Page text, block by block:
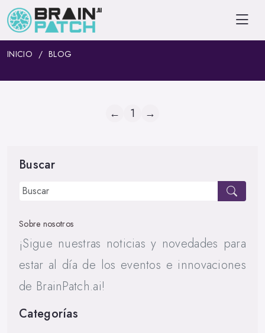
INICIO BLOG
← 1 →
Buscar
Sobre nosotros
¡Sigue nuestras noticias y novedades para
estar al día de los eventos e innovaciones
de BrainPatch.ai!
Categorías